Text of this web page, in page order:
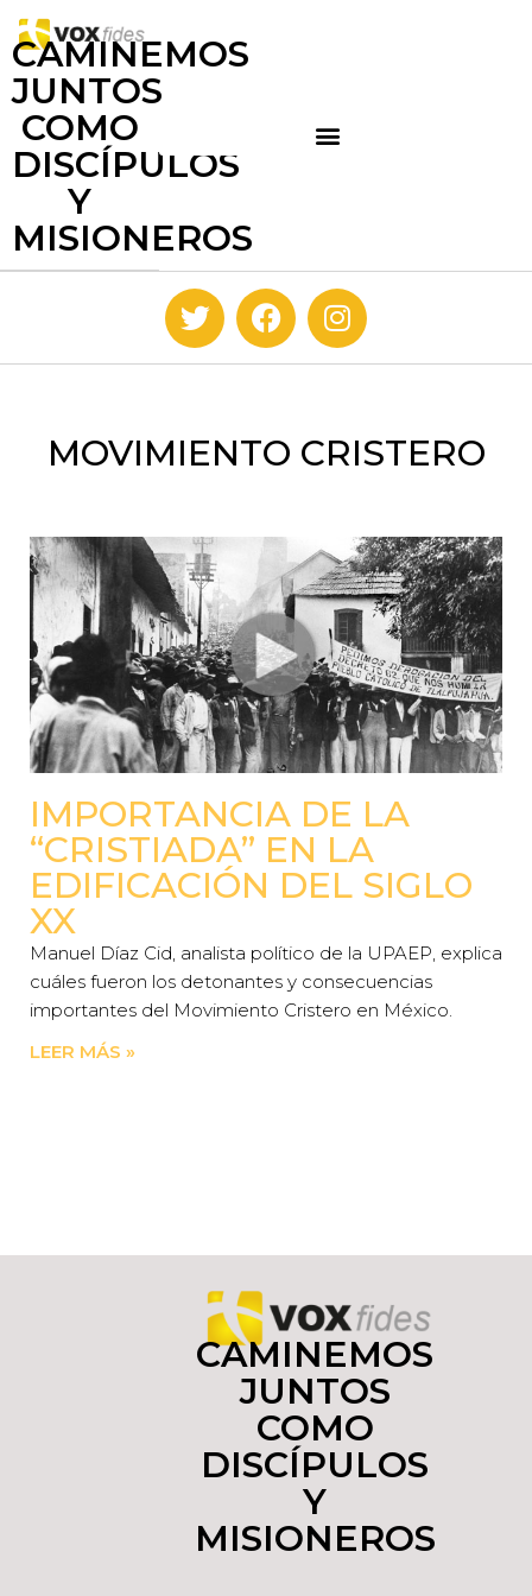
CAMINEMOS
JUNTOS
COMO
DISCÍPULOS
Y
MISIONEROS
MOVIMIENTO CRISTERO
IMPORTANCIA DE LA
“CRISTIADA” EN LA
EDIFICACIÓN DEL SIGLO
XX
Manuel Díaz Cid, analista político de la UPAEP, explica
cuáles fueron los detonantes y consecuencias
importantes del Movimiento Cristero en México.
LEER MÁS »
CAMINEMOS
JUNTOS
COMO
DISCÍPULOS
Y
MISIONEROS